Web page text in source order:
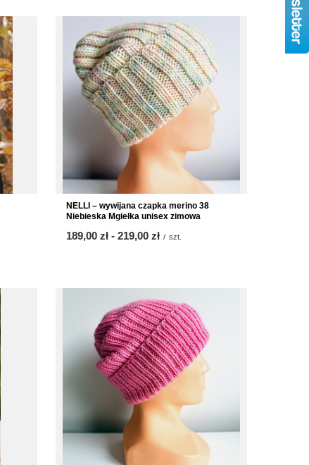
NELLI – wywijana czapka merino 38
Niebieska Mgiełka unisex zimowa
od
189,00 zł - do
219,00 zł / szt.